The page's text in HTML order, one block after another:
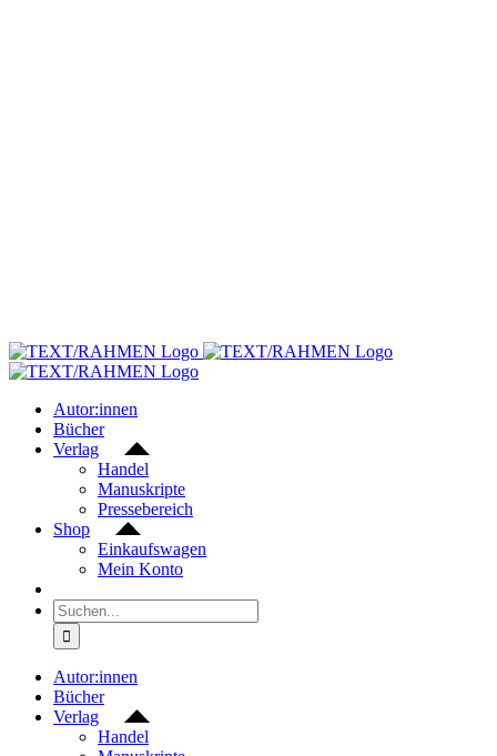
Autor:innen
Bücher
Verlag
Handel
Manuskripte
Pressebereich
Shop
Einkaufswagen
Mein Konto
Suche
nach:
Autor:innen
Bücher
Verlag
Handel